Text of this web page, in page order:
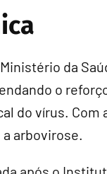
Ministério da
o
do vírus. Com
a arbovirose.